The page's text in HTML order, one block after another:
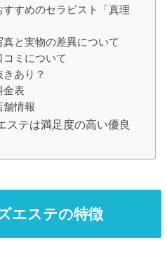
すすめのセラピスト「真理
と実物の差異について
コミについて
あり？
金表
舗情報
ステは満足度の高い優良
エステの特徴